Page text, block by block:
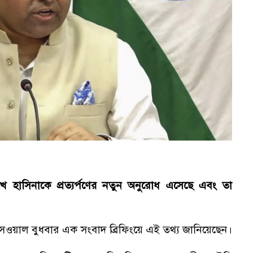
হাসিনাকে প্রত্যর্পণের নতুন অনুরোধ এসেছে এবং তা
বুধবার এক সংবাদ ব্রিফিংয়ে এই তথ্য জানিয়েছেন।